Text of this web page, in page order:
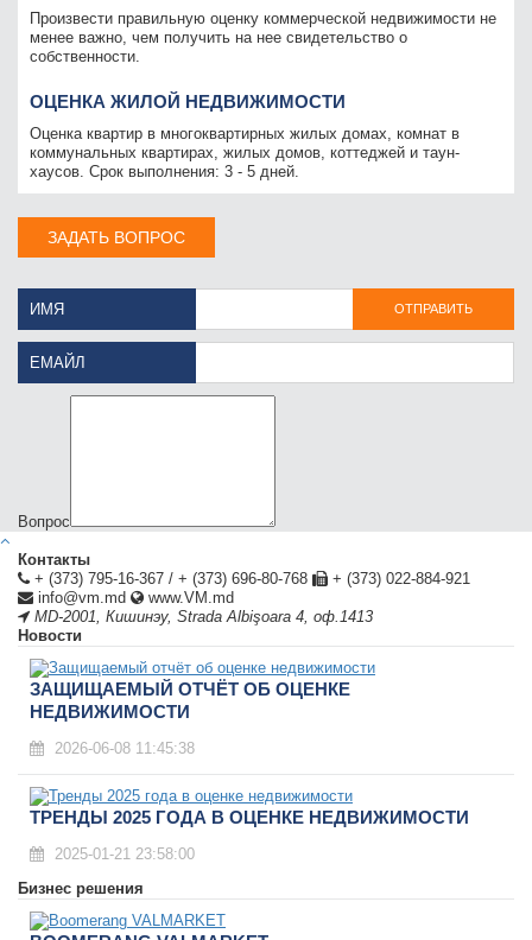
Произвести правильную оценку коммерческой недвижимости не
менее важно, чем получить на нее свидетельство о
собственности.
ОЦЕНКА ЖИЛОЙ НЕДВИЖИМОСТИ
Оценка квартир в многоквартирных жилых домах, комнат в
коммунальных квартирах, жилых домов, коттеджей и таун-
хаусов. Срок выполнения: 3 - 5 дней.
ЗАДАТЬ ВОПРОС
ИМЯ
ЕМАЙЛ
Вопрос
ОТПРАВИТЬ
Контакты
+ (373) 795-16-367 / + (373) 696-80-768
+ (373) 022-884-921
info@vm.md
www.VM.md
MD-2001, Кишинэу, Strada Albişoara 4, оф.1413
Новости
ЗАЩИЩАЕМЫЙ ОТЧЁТ ОБ ОЦЕНКЕ
НЕДВИЖИМОСТИ
2026-06-08 11:45:38
ТРЕНДЫ 2025 ГОДА В ОЦЕНКЕ НЕДВИЖИМОСТИ
2025-01-21 23:58:00
Бизнес решения